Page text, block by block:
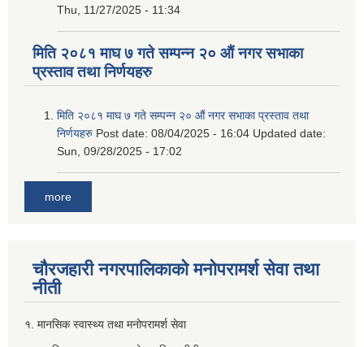
Thu, 11/27/2025 - 11:34
मिति २०८१ माघ ७ गते सम्पन्न २० औं नगर सभाका
प्रस्ताव तथा निर्णयहरु
मिति २०८१ माघ ७ गते सम्पन्न २० औं नगर सभाका प्रस्ताव तथा
निर्णयहरु Post date: 08/04/2025 - 16:04 Updated date:
Sun, 09/28/2025 - 17:02
more
चौरजहारी नगरपालिकाको मनोपरामर्श सेवा तथा
नीती
१. मानसिक स्वास्थ्य तथा मनोपरामर्श सेवा